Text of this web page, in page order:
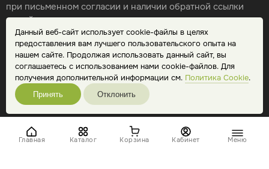
Данный веб-сайт использует cookie-файлы в целях
предоставления вам лучшего пользовательского опыта на
нашем сайте. Продолжая использовать данный сайт, вы
соглашаетесь с использованием нами cookie-файлов. Для
получения дополнительной информации см. Политика Cookie.
Принять Отклонить
Главная Каталог Корзина Кабинет Меню
при письменном согласии и наличии обратной ссылки
на сайт.
Карта сайта
Политика конфиденциальности
Публичная оферта
Обработка персональных данных